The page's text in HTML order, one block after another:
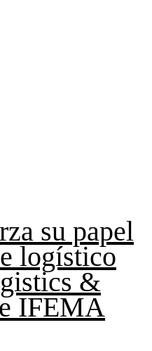
su papel
logístico
&
IFEMA